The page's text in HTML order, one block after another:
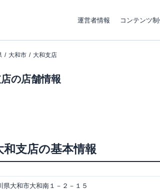
運営者情報 コンテンツ
大和市 大和支店
の店舗情報
和支店の基本情報
県大和市大和南１－２－１５